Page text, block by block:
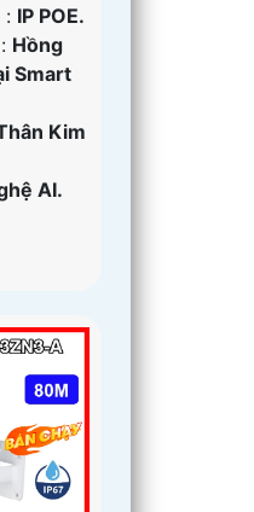
: IP POE.
Hồng
Smart
Kim
AI.